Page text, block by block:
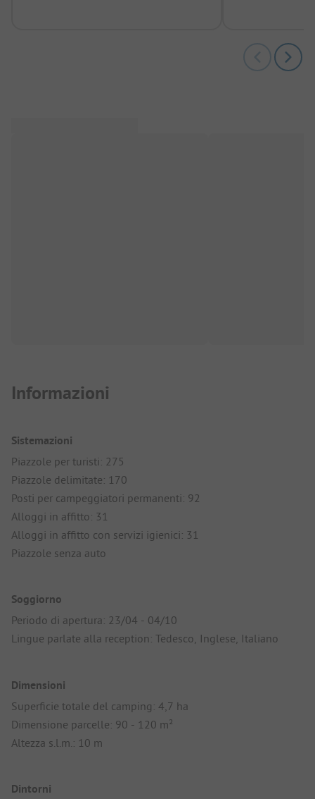
Informazioni
Sistemazioni
Piazzole per turisti: 275
Piazzole delimitate: 170
Posti per campeggiatori permanenti: 92
Alloggi in affitto: 31
Alloggi in affitto con servizi igienici: 31
Piazzole senza auto
Soggiorno
Periodo di apertura: 23/04 - 04/10
Lingue parlate alla reception: Tedesco, Inglese, Italiano
Dimensioni
Superficie totale del camping: 4,7 ha
Dimensione parcelle: 90 - 120 m²
Altezza s.l.m.: 10 m
Dintorni